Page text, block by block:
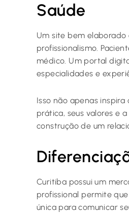
Saúde
Um site bem
profissionalismo.
médico. Um portal
especialidades e
Isso não apenas
prática, seus valores e
construção de um
Curitiba possui um
profissional permite
única para comunicar